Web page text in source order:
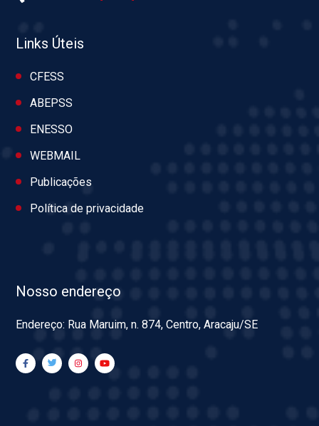
Links Úteis
CFESS
ABEPSS
ENESSO
WEBMAIL
Publicações
Política de privacidade
Nosso endereço
Endereço: Rua Maruim, n. 874, Centro, Aracaju/SE